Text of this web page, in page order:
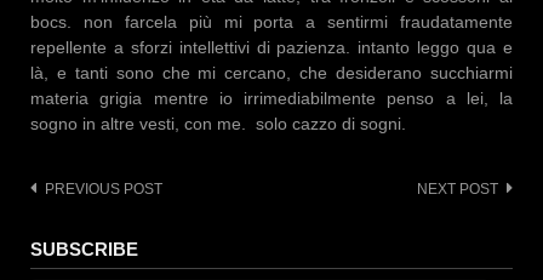
bocs. non farcela più mi porta a sentirmi fraudatamente
repellente a sforzi intellettivi di pazienza. intanto leggo qua e
là, e tanti sono che mi cercano, che desiderano succhiarmi
materia grigia mentre io irrimediabilmente penso a lei, la
sogno in altre vesti, con me. solo cazzo di sogni.
Post
PREVIOUS POST NEXT POST
SUBSCRIBE